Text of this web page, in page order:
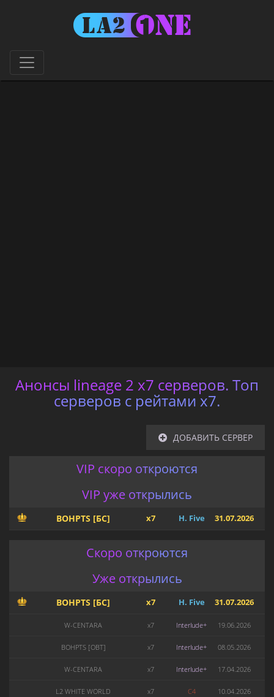
Анонсы lineage 2 x7 серверов. Топ
серверов с рейтами х7.
ДОБАВИТЬ СЕРВЕР
VIP скоро откроются
VIP уже открылись
BOHPTS [БС] x7 H. Five 31.07.2026
Скоро откроются
Уже открылись
BOHPTS [БС] x7 H. Five 31.07.2026
W-CENTARA x7 Interlude+ 19.06.2026
BOHPTS [OBT] x7 Interlude+ 08.05.2026
W-CENTARA x7 Interlude+ 17.04.2026
L2 WHITE WORLD x7 C4 10.04.2026